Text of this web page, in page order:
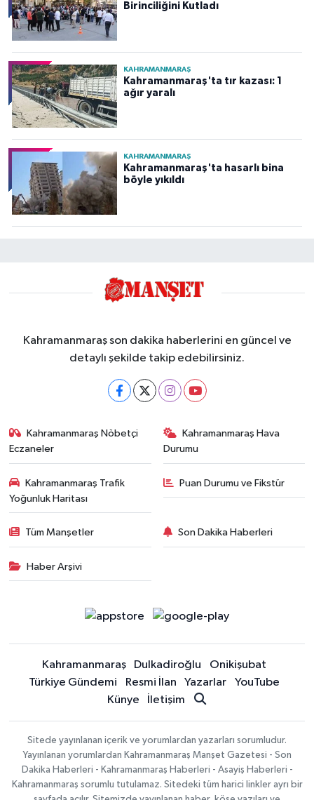
Birinciliğini Kutladı
KAHRAMANMARAŞ
Kahramanmaraş'ta tır kazası: 1
ağır yaralı
KAHRAMANMARAŞ
Kahramanmaraş'ta hasarlı bina
böyle yıkıldı
Kahramanmaraş son dakika haberlerini en güncel ve
detaylı şekilde takip edebilirsiniz.
Kahramanmaraş Nöbetçi
Eczaneler
Kahramanmaraş Hava
Durumu
Kahramanmaraş Trafik
Yoğunluk Haritası
Puan Durumu ve Fikstür
Tüm Manşetler Son Dakika Haberleri
Haber Arşivi
Kahramanmaraş Dulkadiroğlu
Onikişubat
Türkiye Gündemi
Resmi İlan Yazarlar
YouTube
Künye
İletişim
Sitede yayınlanan içerik ve yorumlardan yazarları sorumludur.
Yayınlanan yorumlardan Kahramanmaraş Manşet Gazetesi - Son
Dakika Haberleri - Kahramanmaraş Haberleri - Asayiş Haberleri -
Kahramanmaraş sorumlu tutulamaz. Sitedeki tüm harici linkler ayrı bir